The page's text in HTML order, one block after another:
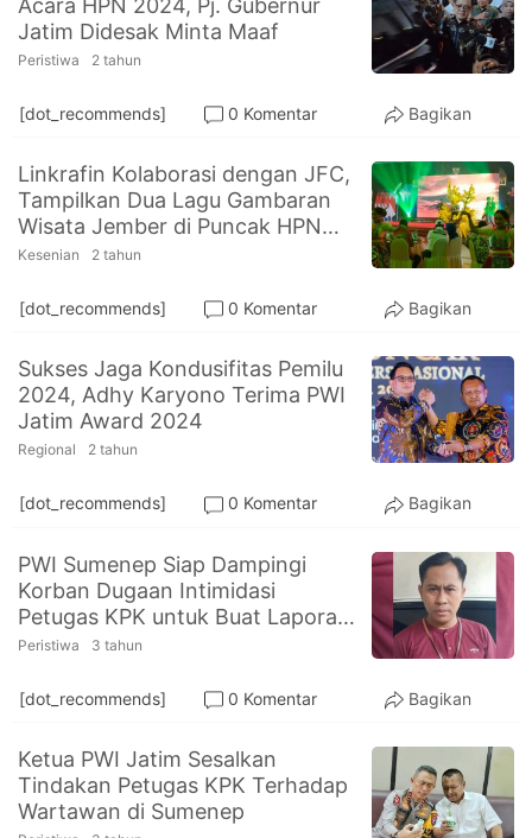
PT.
Balqis
Cyber
Media
Acara HPN 2024, Pj. Gubernur
Jatim Didesak Minta Maaf
Peristiwa 2 tahun
[dot_recommends] 0 Komentar Bagikan
Linkrafin Kolaborasi dengan JFC,
Tampilkan Dua Lagu Gambaran
Wisata Jember di Puncak HPN
2024
Kesenian 2 tahun
[dot_recommends] 0 Komentar Bagikan
Sukses Jaga Kondusifitas Pemilu
2024, Adhy Karyono Terima PWI
Jatim Award 2024
Regional 2 tahun
[dot_recommends] 0 Komentar Bagikan
PWI Sumenep Siap Dampingi
Korban Dugaan Intimidasi
Petugas KPK untuk Buat Laporan
Polisi
Peristiwa 3 tahun
[dot_recommends] 0 Komentar Bagikan
Ketua PWI Jatim Sesalkan
Tindakan Petugas KPK Terhadap
Wartawan di Sumenep